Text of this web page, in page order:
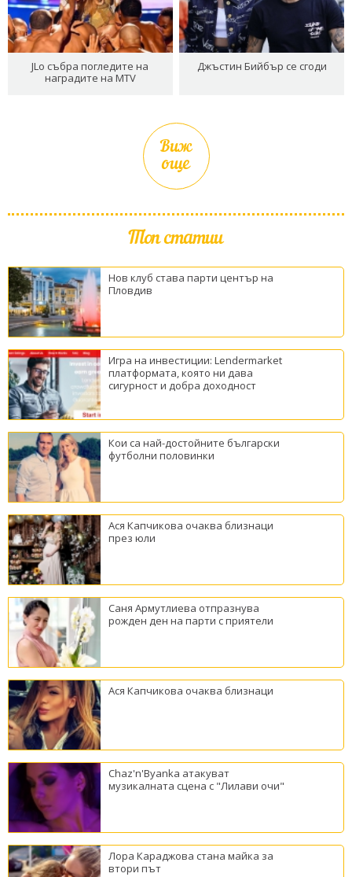
JLo събра погледите на
наградите на MTV
Джъстин Бийбър се сгоди
Виж
още
Топ статии
Нов клуб става парти център на
Пловдив
Игра на инвестиции: Lendermarket
платформата, която ни дава
сигурност и добра доходност
Кои са най-достойните български
футболни половинки
Ася Капчикова очаква близнаци
през юли
Саня Армутлиева отпразнува
рожден ден на парти с приятели
Ася Капчикова очаква близнаци
Chaz'n'Byanka атакуват
музикалната сцена с "Лилави очи"
Лора Караджова стана майка за
втори път